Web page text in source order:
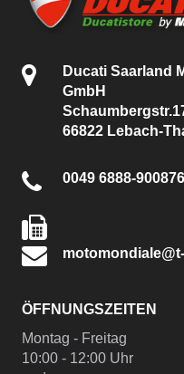
Ducati Saarland
GmbH
66822 Lebach-
0049 6888-900876
ÖFFNUNGSZEITEN
Montag - Freitag
10:00 - 12:00 Uhr